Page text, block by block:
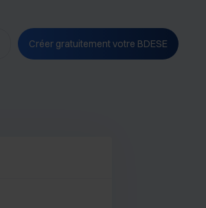
Créer gratuitement votre BDESE